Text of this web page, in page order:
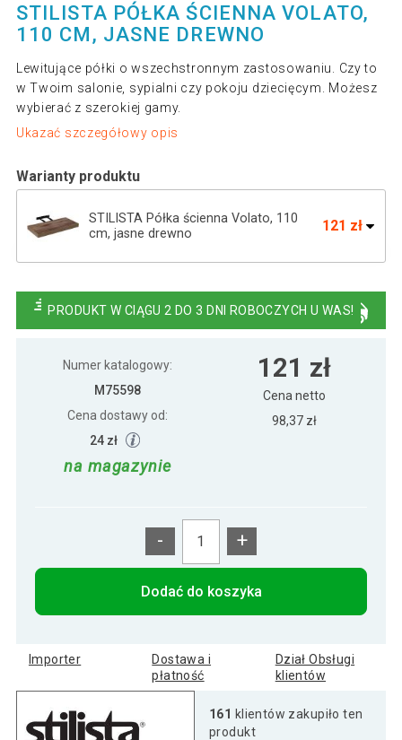
STILISTA PÓŁKA ŚCIENNA VOLATO,
110 CM, JASNE DREWNO
Lewitujące półki o wszechstronnym zastosowaniu. Czy to
w Twoim salonie, sypialni czy pokoju dziecięcym. Możesz
wybierać z szerokiej gamy.
Ukazać szczegółowy opis
Warianty produktu
STILISTA Półka ścienna Volato, 110
cm, jasne drewno
121 zł
ciemne drewno
drewno
Półka ścienna Stilista Volato, 50 cm, jasne
drewno
Półka ścienna Stylist Volato, 90 cm, jasne
103 zł
jasne drewno
STILISTA Półka ścienna Volato, 60 cm,
jasne drewno
69 zł
PRODUKT W CIĄGU 2 DO 3 DNI ROBOCZYCH U WAS!
Numer katalogowy:
M75598
Cena dostawy od:
24 zł
na magazynie
121 zł
Cena netto
98,37 zł
- +
Dodać do koszyka
Importer
Dostawa i
płatność
Dział Obsługi
klientów
161 klientów zakupiło ten
produkt